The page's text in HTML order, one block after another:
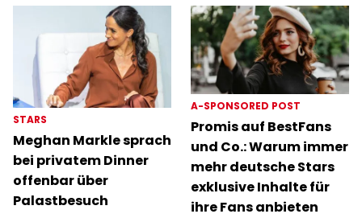
STARS
Meghan Markle sprach
bei privatem Dinner
offenbar über
Palastbesuch
A-SPONSORED POST
Promis auf BestFans
und Co.: Warum immer
mehr deutsche Stars
exklusive Inhalte für
ihre Fans anbieten